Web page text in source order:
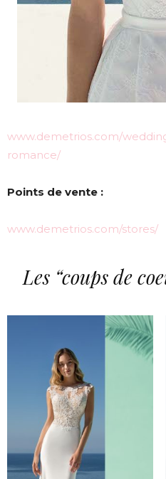
www.demetrios.com/
romance/
Points de vente :
www.demetrios.com/stores/
Les “coups de